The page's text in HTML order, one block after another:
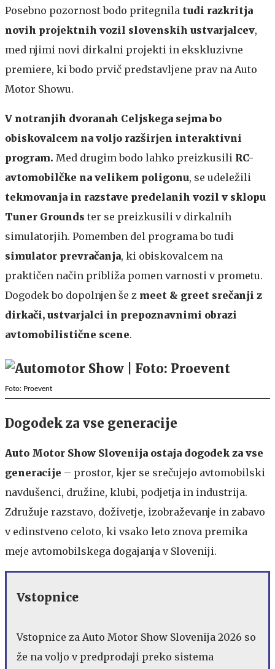
Posebno pozornost bodo pritegnila tudi razkritja
novih projektnih vozil slovenskih ustvarjalcev,
med njimi novi dirkalni projekti in ekskluzivne
premiere, ki bodo prvič predstavljene prav na Auto
Motor Showu.
V notranjih dvoranah Celjskega sejma bo
obiskovalcem na voljo razširjen interaktivni
program. Med drugim bodo lahko preizkusili RC-
avtomobilčke na velikem poligonu, se udeležili
tekmovanja in razstave predelanih vozil v sklopu
Tuner Grounds ter se preizkusili v dirkalnih
simulatorjih. Pomemben del programa bo tudi
simulator prevračanja, ki obiskovalcem na
praktičen način približa pomen varnosti v prometu.
Dogodek bo dopolnjen še z meet & greet srečanji z
dirkači, ustvarjalci in prepoznavnimi obrazi
avtomobilistične scene.
Foto: Proevent
Dogodek za vse generacije
Auto Motor Show Slovenija ostaja dogodek za vse
generacije – prostor, kjer se srečujejo avtomobilski
navdušenci, družine, klubi, podjetja in industrija.
Združuje razstavo, doživetje, izobraževanje in zabavo
v edinstveno celoto, ki vsako leto znova premika
meje avtomobilskega dogajanja v Sloveniji.
Vstopnice
Vstopnice za Auto Motor Show Slovenija 2026 so
že na voljo v predprodaji preko sistema